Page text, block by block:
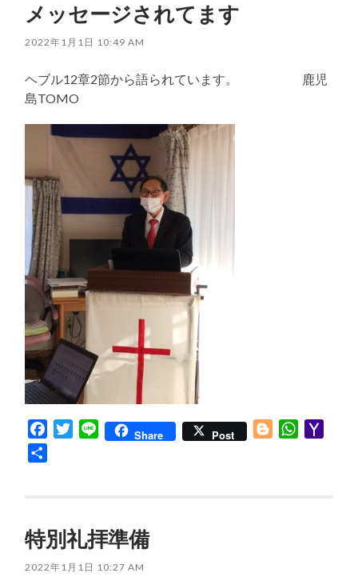
メッセージされてます
2022年1月1日 10:49 AM
ヘブル12章2節から語られています。 鹿児
島TOMO
FacebookTwitter
Line Share Post BloggerWhatsApp
特別礼拝準備
2022年1月1日 10:27 AM